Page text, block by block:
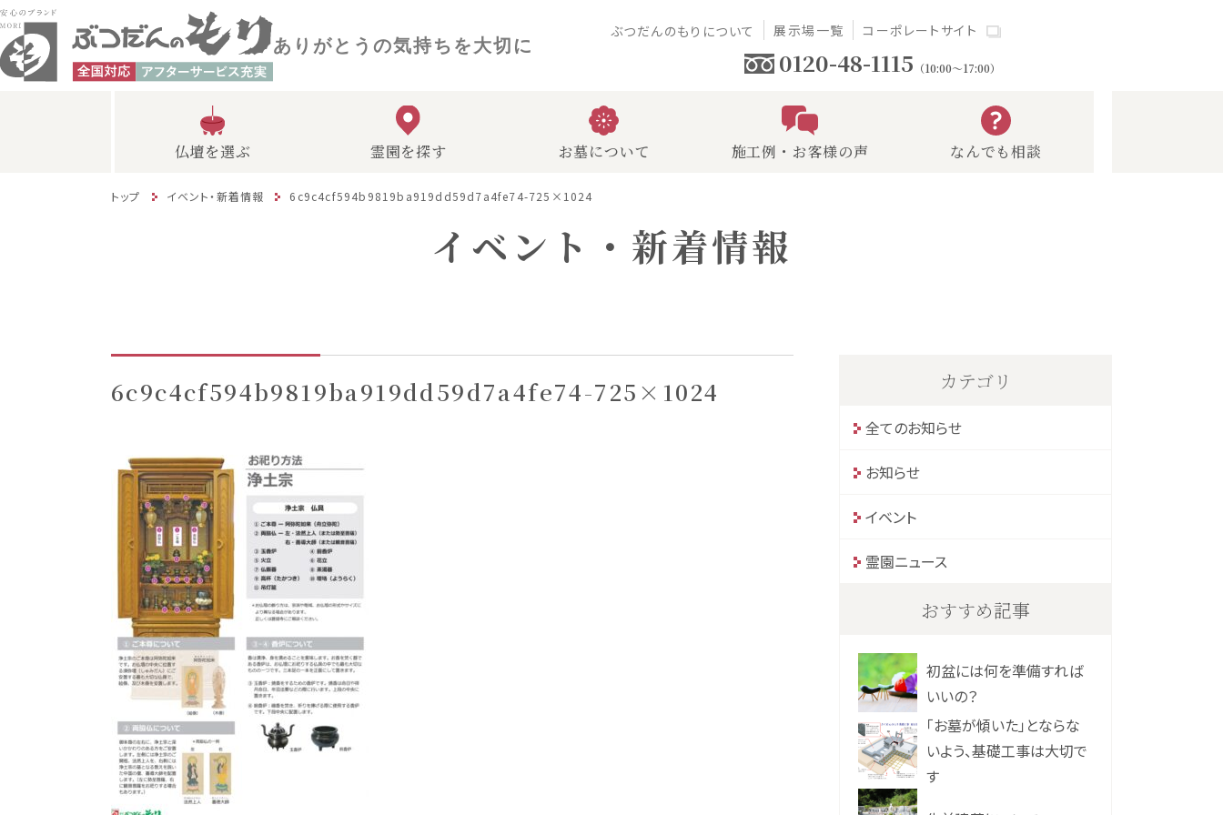
ありがとうの気持ちを大切に
ぶつだんのもりについて 展示場一覧 コーポレートサイト
0120-48-1115 （10:00～17:00）
仏壇を選ぶ 霊園を探す お墓について 施工例・お客様の声 なんでも相談
トップ イベント・新着情報 6c9c4cf594b9819ba919dd59d7a4fe74-725×1024
イベント・新着情報
6c9c4cf594b9819ba919dd59d7a4fe74-725×1024 カテゴリ
全てのお知らせ
お知らせ
イベント
霊園ニュース
おすすめ記事
初盆には何を準備すれば
いいの？
「お墓が傾いた」とならな
いよう、基礎工事は大切で
す